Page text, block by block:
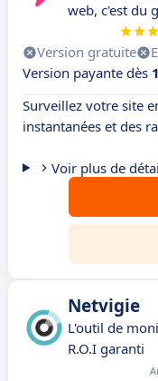
web, c'est du
Version gratuite
Version payante dès
Surveillez votre site
instantanées et des
Voir plus de
Netvigie
L'outil de
R.O.I garanti